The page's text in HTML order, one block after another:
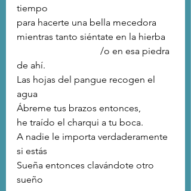
tiempo
para hacerte una bella mecedora
mientras tanto siéntate en la hierba
de ahí.
Las hojas del pangue recogen el
agua
Ábreme tus brazos entonces,
he traído el charqui a tu boca.
A nadie le importa verdaderamente
si estás
Sueña entonces clavándote otro
sueño